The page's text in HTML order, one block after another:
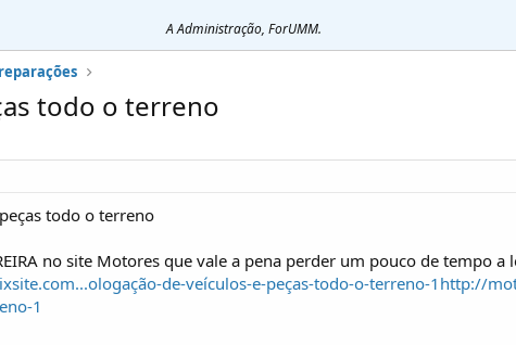
A Administração, ForUMM.
todo o terreno
todo o terreno
no site Motores que vale a pena perder um pouco de tempo
de-veículos-e-peças-todo-o-terreno-1 http://
1